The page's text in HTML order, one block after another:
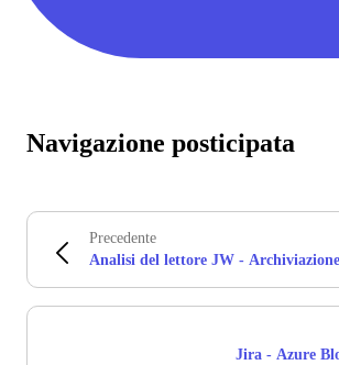
Navigazione posticipata
Precedente
Analisi del lettore JW -
Jira - Azure